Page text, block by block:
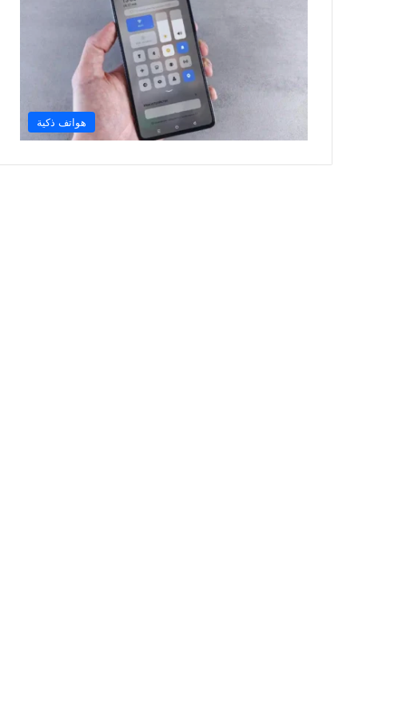
هواتف ذكية